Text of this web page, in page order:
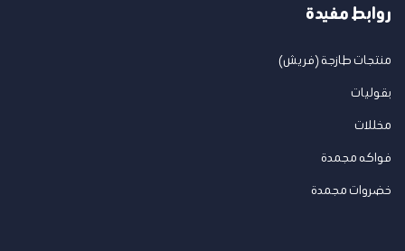
روابط مفيدة
منتجات طازجة (فريش)
بقوليات
مخللات
فواكه مجمدة
خضروات مجمدة